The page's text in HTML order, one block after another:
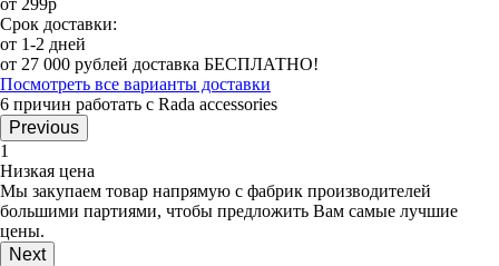
Срок доставки:
от 1-2 дней
от 27 000 рублей доставка БЕСПЛАТНО!
Посмотреть все варианты доставки
6 причин работать с Rada accessories
Previous
1
Низкая цена
Мы закупаем товар напрямую с фабрик производителей
большими партиями, чтобы предложить Вам самые лучшие
цены.
Next